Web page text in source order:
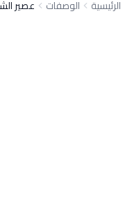
الرئيسية الوصفات عصير